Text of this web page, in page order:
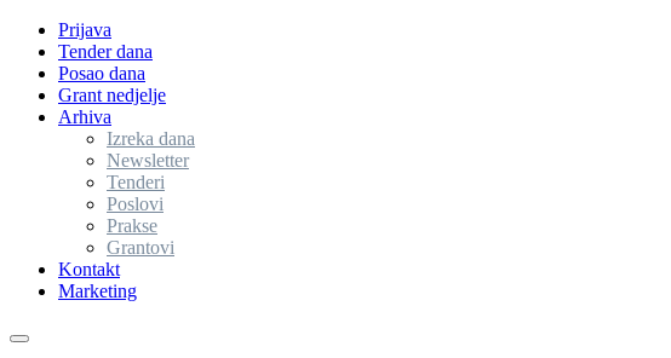
Prijava
Tender dana
Posao dana
Grant nedjelje
Arhiva
Izreka dana
Newsletter
Tenderi
Poslovi
Prakse
Grantovi
Kontakt
Marketing
Toggle